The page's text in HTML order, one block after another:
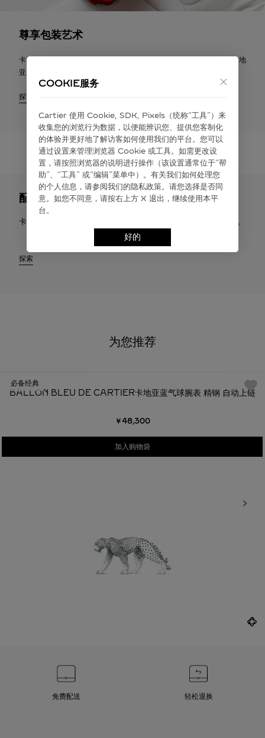
尊享包装艺术
卡地亚将提供悉心完成的标志性卡地亚礼品包装，您可以随附标志性卡地
亚礼品卡，送上个性化祝福寄语。
探索
配送与退货
卡地亚提供免费配送服务。您有权在签收之日起30天内申请退货。
探索
为您推荐
BALLON BLEU DE CARTIER卡地亚蓝气球腕表 精钢 自动上链
￥48,300
加入购物袋
必备经典
免费配送 轻松退换
COOKIE服务
Cartier 使⽤ Cookie, SDK, Pixels（统称“⼯具”）来
收集您的浏览⾏为数据，以便能辨识您、提供您客制化
的体验并更好地了解访客如何使⽤我们的平台。您可以
通过设置来管理浏览器 Cookie 或⼯具。如需更改设
置，请按照浏览器的说明进⾏操作（该设置通常位于“帮
助”、“⼯具” 或“编辑”菜单中）。有关我们如何处理您
的个⼈信息，请参阅我们的隐私政策。请您选择是否同
意。如您不同意，请按右上⽅ X 退出，继续使⽤本平
台。
好的